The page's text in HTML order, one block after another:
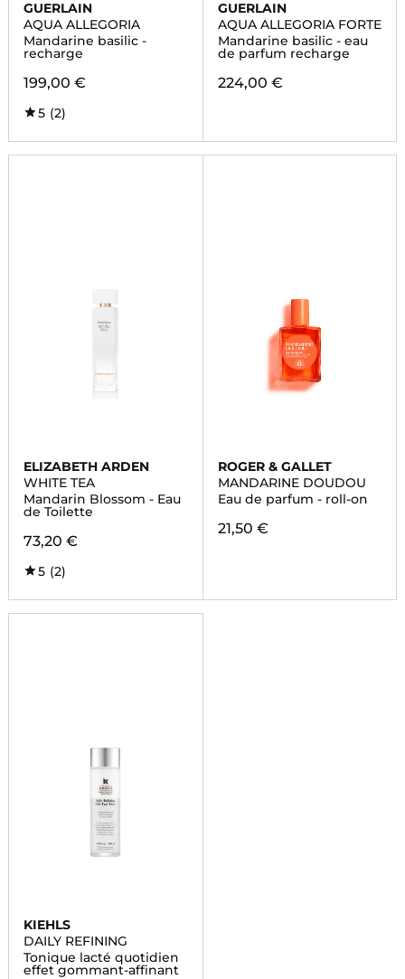
GUERLAIN
AQUA ALLEGORIA
Mandarine basilic -
recharge
199,00 €
5 (2)
GUERLAIN
AQUA ALLEGORIA FORTE
Mandarine basilic - eau
de parfum recharge
224,00 €
ELIZABETH ARDEN
WHITE TEA
Mandarin Blossom - Eau
de Toilette
73,20 €
5 (2)
ROGER & GALLET
MANDARINE DOUDOU
Eau de parfum - roll-on
21,50 €
KIEHLS
DAILY REFINING
Tonique lacté quotidien
effet gommant-affinant